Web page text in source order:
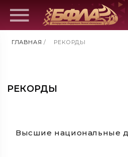
ГЛАВНАЯ / РЕКОРДЫ
РЕКОРДЫ
Высшие национальные